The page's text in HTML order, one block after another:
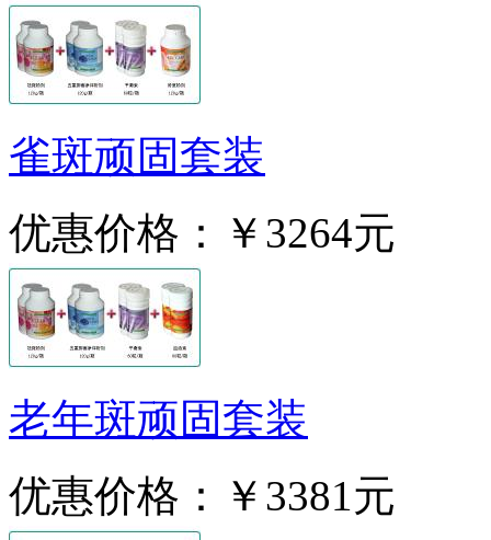
雀斑顽固套装
优惠价格：
￥3264元
老年斑顽固套装
优惠价格：
￥3381元